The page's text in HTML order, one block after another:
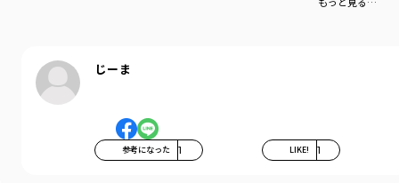
じーま
参考になった 1 LIKE! 1